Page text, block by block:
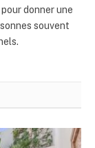
donner une
souvent